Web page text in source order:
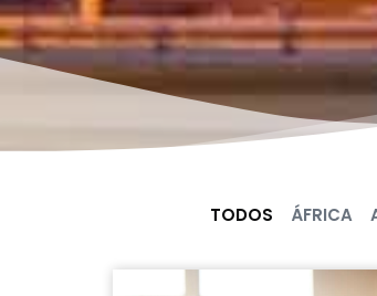
ÁFRICA
TODOS